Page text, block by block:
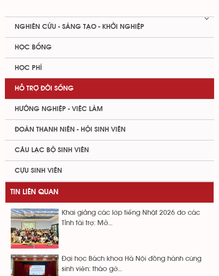
NGHIÊN CỨU - SÁNG TẠO - KHỞI NGHIỆP
HỌC BỔNG
HỌC PHÍ
HỖ TRỢ ĐỜI SỐNG
HƯỚNG NGHIỆP - VIỆC LÀM
ĐOÀN THANH NIÊN - HỘI SINH VIÊN
CÂU LẠC BỘ SINH VIÊN
CỰU SINH VIÊN
TIN LIÊN QUAN
Khai giảng các lớp tiếng Nhật 2026 do các
Tỉnh tài trợ: Mở...
Đại học Bách khoa Hà Nội đồng hành cùng
sinh viên: tháo gỡ...